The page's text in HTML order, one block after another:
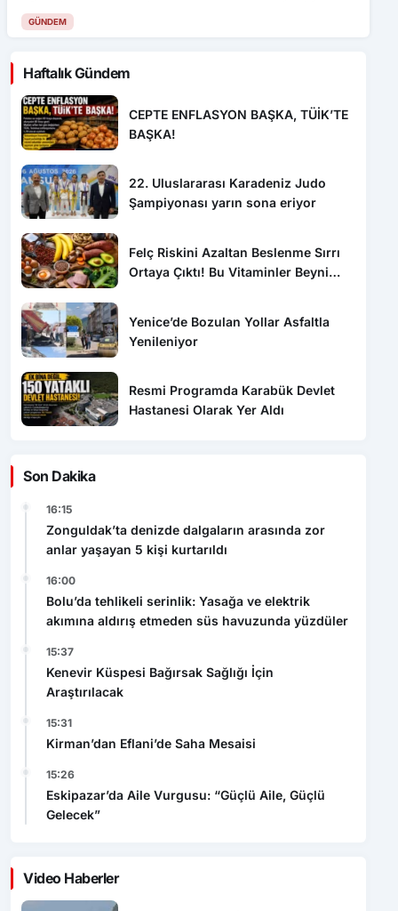
yeniden trafiğe açıldı”
GÜNDEM
Haftalık Gündem
CEPTE ENFLASYON BAŞKA, TÜİK’TE
BAŞKA!
22. Uluslararası Karadeniz Judo
Şampiyonası yarın sona eriyor
Felç Riskini Azaltan Beslenme Sırrı
Ortaya Çıktı! Bu Vitaminler Beyni
Yenice’de Bozulan Yollar Asfaltla
Yenileniyor
Resmi Programda Karabük Devlet
Hastanesi Olarak Yer Aldı
Son Dakika
16:15
Zonguldak’ta denizde dalgaların arasında zor
anlar yaşayan 5 kişi kurtarıldı
16:00
Bolu’da tehlikeli serinlik: Yasağa ve elektrik
akımına aldırış etmeden süs havuzunda yüzdüler
15:37
Kenevir Küspesi Bağırsak Sağlığı İçin
Araştırılacak
15:31
Kirman’dan Eflani’de Saha Mesaisi
15:26
Eskipazar’da Aile Vurgusu: “Güçlü Aile, Güçlü
Gelecek”
Video Haberler